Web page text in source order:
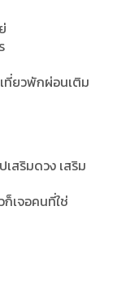
ที่ยวพักผ่อนเติม
สริมดวง เสริม
เจอคนที่ใช่